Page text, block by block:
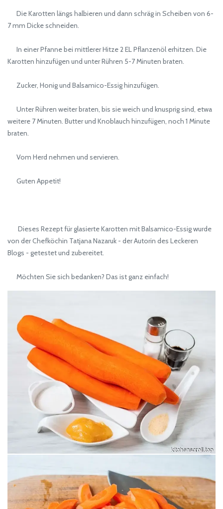
Die Karotten längs halbieren und dann schräg in Scheiben von 6-
7 mm Dicke schneiden.
In einer Pfanne bei mittlerer Hitze 2 EL Pflanzenöl erhitzen. Die
Karotten hinzufügen und unter Rühren 5-7 Minuten braten.
Zucker, Honig und Balsamico-Essig hinzufügen.
Unter Rühren weiter braten, bis sie weich und knusprig sind, etwa
weitere 7 Minuten. Butter und Knoblauch hinzufügen, noch 1 Minute
braten.
Vom Herd nehmen und servieren.
Guten Appetit!
Dieses Rezept für glasierte Karotten mit Balsamico-Essig wurde
von der Chefköchin Tatjana Nazaruk - der Autorin des Leckeren
Blogs - getestet und zubereitet.
Möchten Sie sich bedanken? Das ist ganz einfach!